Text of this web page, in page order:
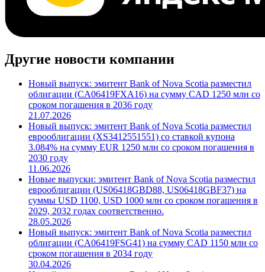
Другие новости компании
Новый выпуск: эмитент Bank of Nova Scotia разместил
облигации (CA06419FXA16) на сумму CAD 1250 млн со
сроком погашения в 2036 году
21.07.2026
Новый выпуск: эмитент Bank of Nova Scotia разместил
еврооблигации (XS3412551551) со ставкой купона
3.084% на сумму EUR 1250 млн со сроком погашения в
2030 году
11.06.2026
Новые выпуски: эмитент Bank of Nova Scotia разместил
еврооблигации (US06418GBD88, US06418GBF37) на
суммы USD 1100, USD 1000 млн со сроком погашения в
2029, 2032 годах соответственно.
28.05.2026
Новый выпуск: эмитент Bank of Nova Scotia разместил
облигации (CA06419FSG41) на сумму CAD 1150 млн со
сроком погашения в 2034 году
30.04.2026